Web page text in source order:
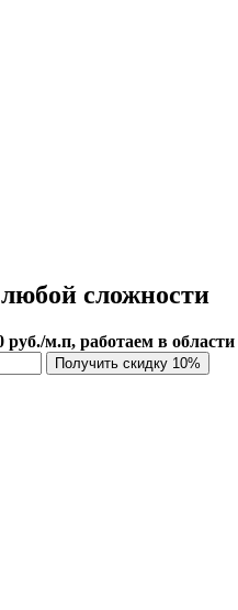
сложности
руб./м.п, работаем в области
Получить скидку 10%